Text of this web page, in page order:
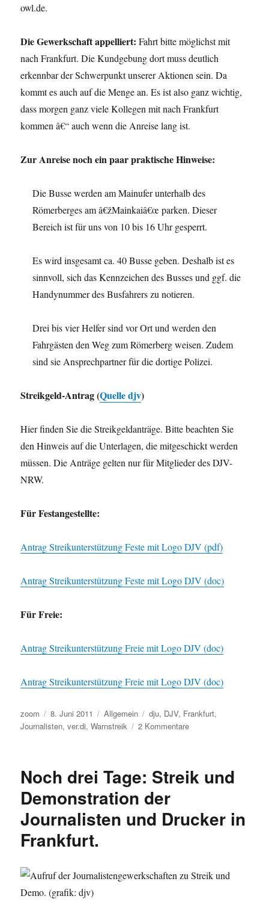
owl.de.
Die Gewerkschaft appelliert: Fahrt bitte möglichst mit
nach Frankfurt. Die Kundgebung dort muss deutlich
erkennbar der Schwerpunkt unserer Aktionen sein. Da
kommt es auch auf die Menge an. Es ist also ganz wichtig,
dass morgen ganz viele Kollegen mit nach Frankfurt
kommen â€“ auch wenn die Anreise lang ist.
Zur Anreise noch ein paar praktische Hinweise:
Die Busse werden am Mainufer unterhalb des
Römerberges am â€žMainkaiâ€œ parken. Dieser
Bereich ist für uns von 10 bis 16 Uhr gesperrt.
Es wird insgesamt ca. 40 Busse geben. Deshalb ist es
sinnvoll, sich das Kennzeichen des Busses und ggf. die
Handynummer des Busfahrers zu notieren.
Drei bis vier Helfer sind vor Ort und werden den
Fahrgästen den Weg zum Römerberg weisen. Zudem
sind sie Ansprechpartner für die dortige Polizei.
Streikgeld-Antrag (Quelle djv)
Hier finden Sie die Streikgeldanträge. Bitte beachten Sie
den Hinweis auf die Unterlagen, die mitgeschickt werden
müssen. Die Anträge gelten nur für Mitglieder des DJV-
NRW.
Für Festangestellte:
Antrag Streikunterstützung Feste mit Logo DJV (pdf)
Antrag Streikunterstützung Feste mit Logo DJV (doc)
Für Freie:
Antrag Streikunterstützung Freie mit Logo DJV (doc)
Antrag Streikunterstützung Freie mit Logo DJV (doc)
Autor
zoom
Veröffentlicht
am
8. Juni 2011 Kategorien
Allgemein Schlagwörter
dju, DJV, Frankfurt,
Journalisten,ver.di,Warnstreik 2 Kommentarezu
und
auf
Donnerstag
Noch drei Tage: Streik und
Demonstration der
Journalisten und Drucker in
Frankfurt.